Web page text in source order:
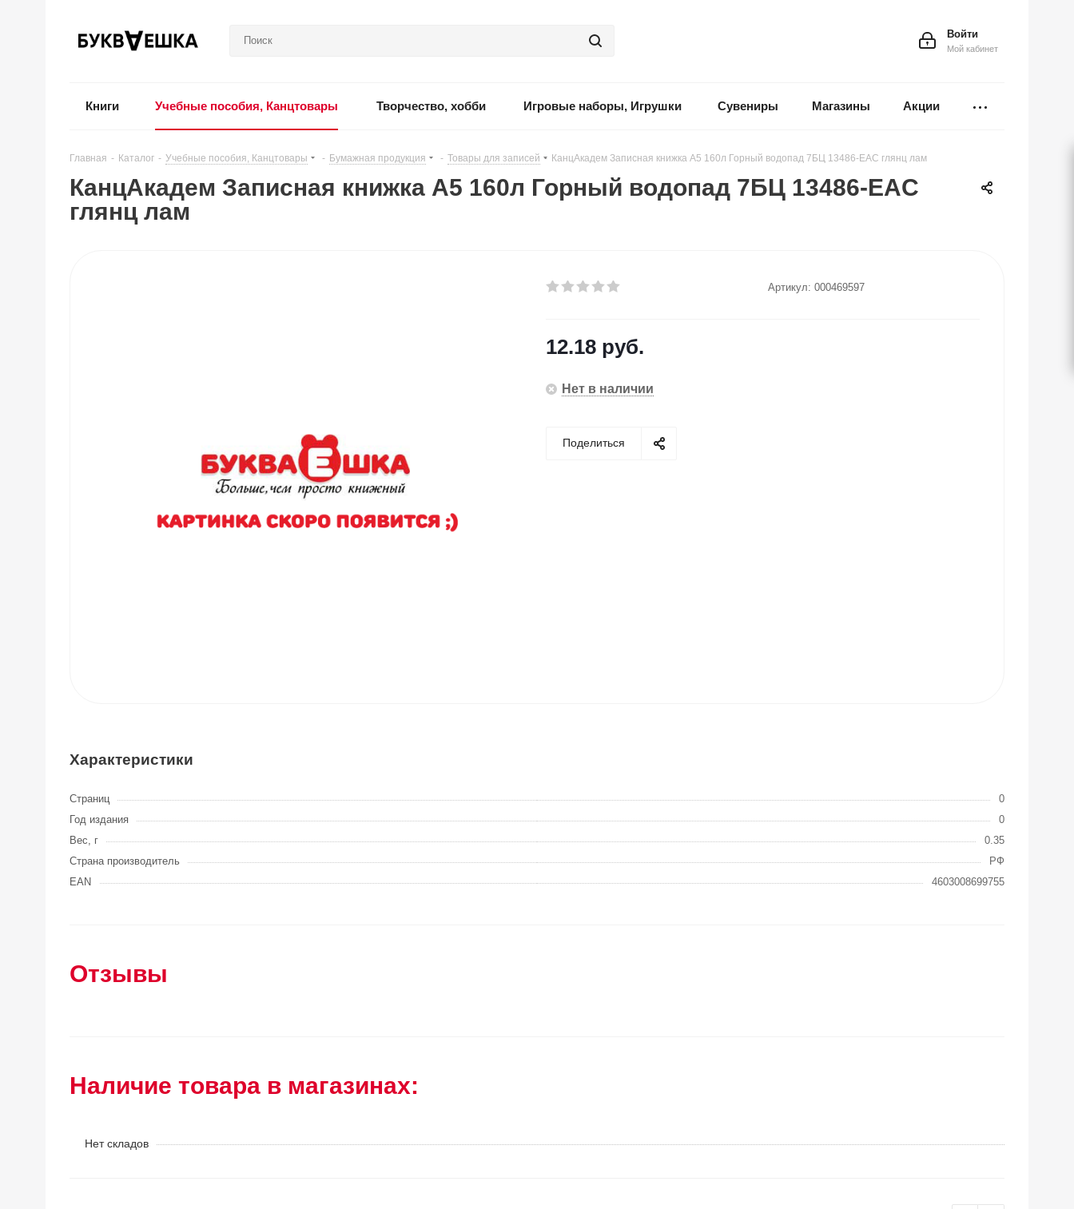
Войти
Мой кабинет
Книги Учебные пособия, Канцтовары Творчество, хобби Игровые наборы, Игрушки Сувениры Магазины Акции
Главная - Каталог - Учебные пособия, Канцтовары - Бумажная продукция - Товары для записей - КанцАкадем Записная книжка А5 160л Горный водопад 7БЦ 13486-EAC глянц лам
КанцАкадем Записная книжка А5 160л Горный водопад 7БЦ 13486-EAC
глянц лам
Артикул: 000469597
12.18 руб.
Нет в наличии
Поделиться
Характеристики
Страниц
0
Год издания
0
Вес, г
0.35
Страна производитель
РФ
EAN
4603008699755
Отзывы
Наличие товара в магазинах:
Нет складов